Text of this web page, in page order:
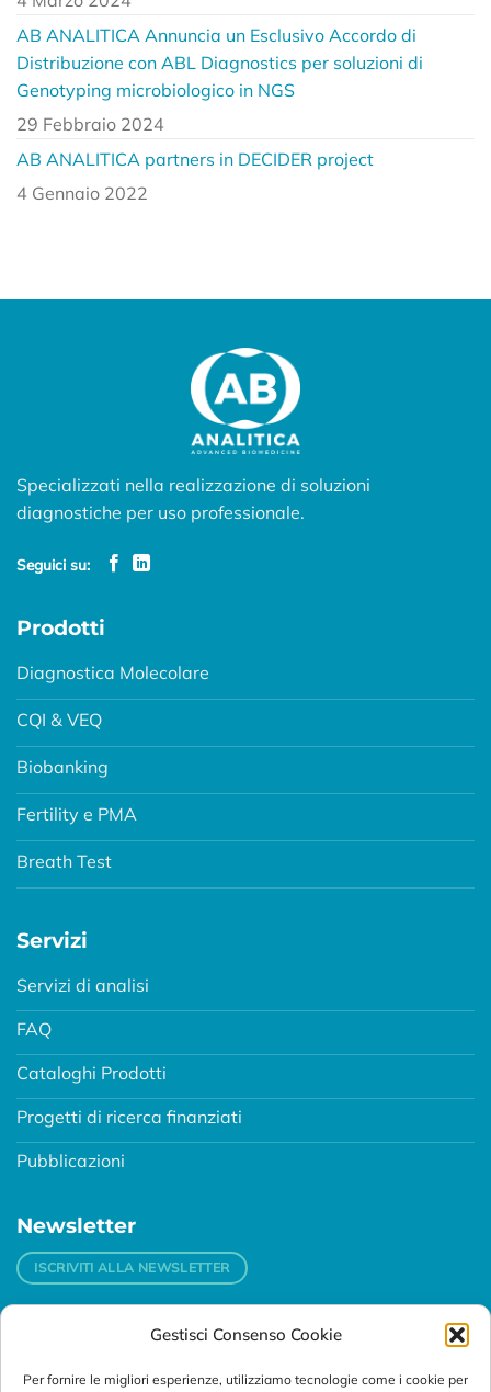
Gestisci Consenso Cookie
Per fornire le migliori esperienze, utilizziamo tecnologie come i cookie per
AB ANALITICA Annuncia un Esclusivo Accordo di
Distribuzione con ABL Diagnostics per soluzioni di
Genotyping microbiologico in NGS
29 Febbraio 2024
AB ANALITICA partners in DECIDER project
4 Gennaio 2022
Specializzati nella realizzazione di soluzioni
diagnostiche per uso professionale.
Seguici su:
Prodotti
Diagnostica Molecolare
CQI & VEQ
Biobanking
Fertility e PMA
Breath Test
Servizi
Servizi di analisi
FAQ
Cataloghi Prodotti
Progetti di ricerca finanziati
Pubblicazioni
Newsletter
ISCRIVITI ALLA NEWSLETTER
Padova